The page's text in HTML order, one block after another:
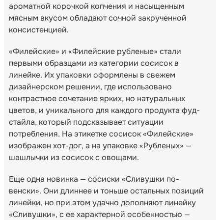
ароматной корочкой копчения и насыщенным
мясным вкусом обладают сочной закрученной
консистенцией.
«Филейские» и «Филейские рубленые» стали
первыми образцами из категории сосисок в
линейке. Их упаковки оформлены в свежем
дизайнерском решении, где использовано
контрастное сочетание ярких, но натуральных
цветов, и уникального для каждого продукта фуд-
стайла, который подсказывает ситуации
потребления. На этикетке сосисок «Филейские»
изображен хот-дог, а на упаковке «Рубленых» —
шашлычки из сосисок с овощами.
Еще одна новинка — сосиски «Сливушки по-
венски». Они длиннее и тоньше остальных позиций
линейки, но при этом удачно дополняют линейку
«Сливушки», с ее характерной особенностью —